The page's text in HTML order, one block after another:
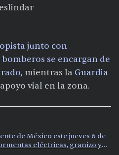
junto con
se encargan de
mientras la Guardia
vial en la zona.
de México este jueves 6 de
eléctricas, granizo y